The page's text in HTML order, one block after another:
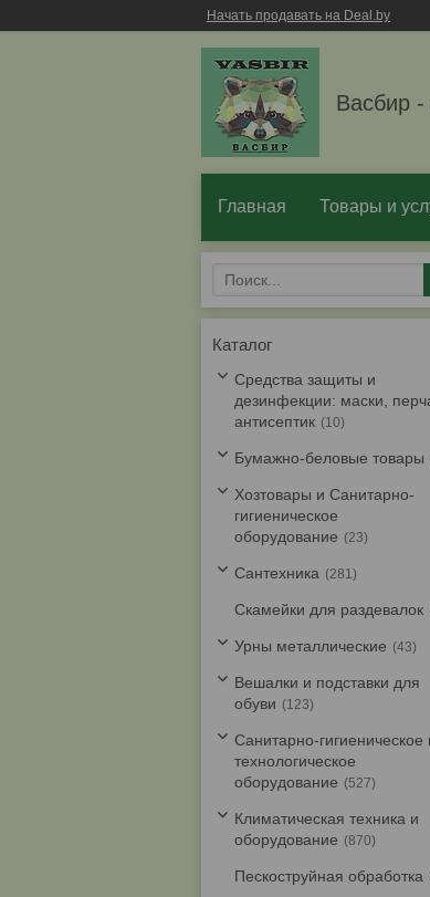
Начать продавать на Deal.by
Васбир -
Главная Товары и
Каталог
Средства защиты и
дезинфекции: маски,
антисептик
10
Бумажно-беловые товары
Хозтовары и Санитарно-
гигиеническое
оборудование
23
Cантехника 281
Скамейки для раздевалок
Урны металлические 43
Вешалки и подставки для
обуви
123
Санитарно-гигиеническое
технологическое
оборудование
527
Климатическая техника и
оборудование
870
Пескоструйная обработка